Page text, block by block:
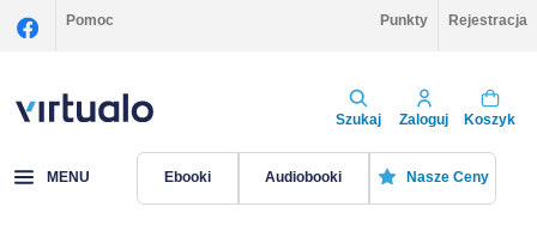
Pomoc Punkty Rejestracja
Szukaj Zaloguj Koszyk
MENU Ebooki Audiobooki Nasze Ceny